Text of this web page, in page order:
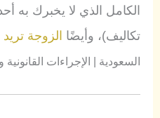
الكامل الذي لا يخبرك به
تكاليف)، وأيضًا الزوجة
السعودية | الإجراءات